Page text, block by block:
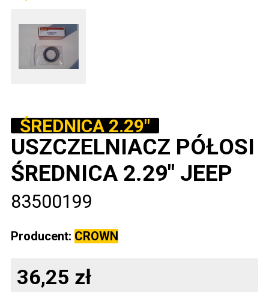
ŚREDNICA 2.29"
USZCZELNIACZ PÓŁOSI
ŚREDNICA 2.29" JEEP
83500199
Producent: CROWN
36,25 zł